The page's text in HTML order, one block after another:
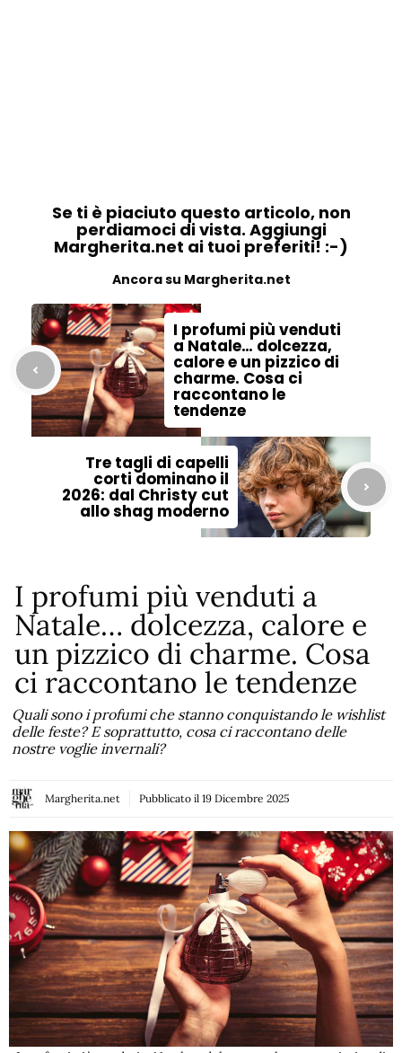
Se ti è piaciuto questo articolo, non
perdiamoci di vista. Aggiungi
Margherita.net ai tuoi preferiti! :-)
Ancora su Margherita.net
I profumi più venduti
a Natale… dolcezza,
calore e un pizzico di
charme. Cosa ci
raccontano le
tendenze
Tre tagli di capelli
corti dominano il
2026: dal Christy cut
allo shag moderno
I profumi più venduti a
Natale… dolcezza, calore e
un pizzico di charme. Cosa
ci raccontano le tendenze
Quali sono i profumi che stanno conquistando le wishlist
delle feste? E soprattutto, cosa ci raccontano delle
nostre voglie invernali?
Margherita.net Pubblicato il 19 Dicembre 2025